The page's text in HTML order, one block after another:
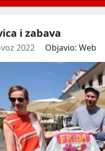
i zabava
2022 Objavio: Web